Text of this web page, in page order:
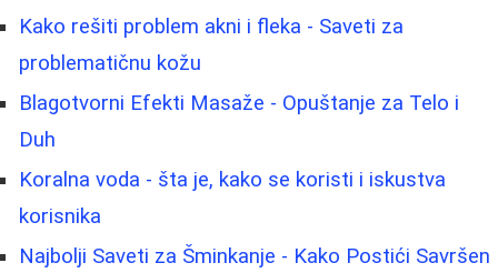
Kako rešiti problem akni i fleka - Saveti za
problematičnu kožu
Blagotvorni Efekti Masaže - Opuštanje za Telo i
Duh
Koralna voda - šta je, kako se koristi i iskustva
korisnika
Najbolji Saveti za Šminkanje - Kako Postići Savršen